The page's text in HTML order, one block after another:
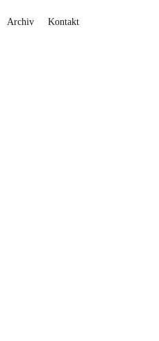
Archiv Kontakt